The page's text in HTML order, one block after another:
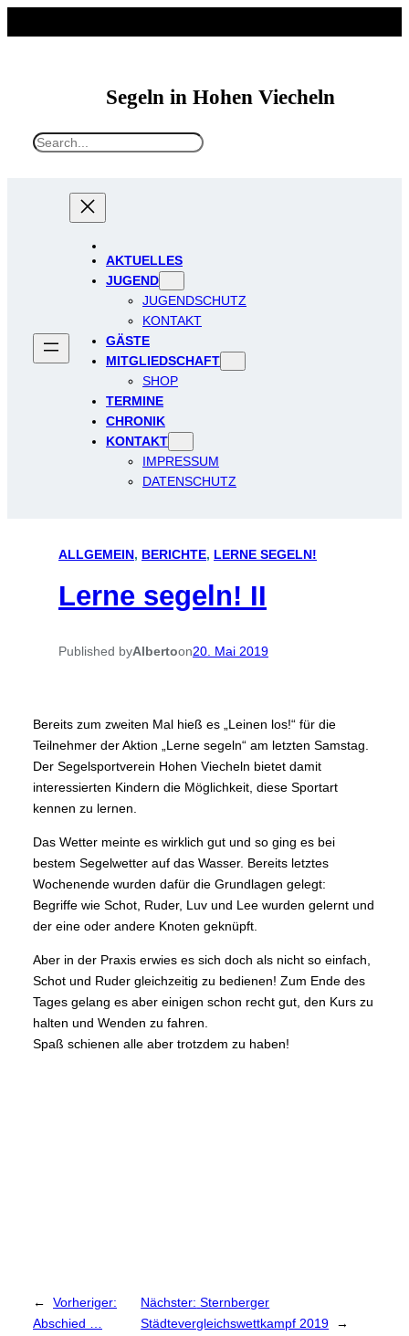
Segeln in Hohen Viecheln
S
AKTUELLES
JUGEND
JUGENDSCHUTZ
KONTAKT
GÄSTE
MITGLIEDSCHAFT
SHOP
TERMINE
CHRONIK
KONTAKT
IMPRESSUM
DATENSCHUTZ
ALLGEMEIN, BERICHTE, LERNE SEGELN!
Lerne segeln! II
Published byAlbertoon20. Mai 2019
Bereits zum zweiten Mal hieß es „Leinen los!“ für die
Teilnehmer der Aktion „Lerne segeln“ am letzten Samstag.
Der Segelsportverein Hohen Viecheln bietet damit
interessierten Kindern die Möglichkeit, diese Sportart
kennen zu lernen.
Das Wetter meinte es wirklich gut und so ging es bei
bestem Segelwetter auf das Wasser. Bereits letztes
Wochenende wurden dafür die Grundlagen gelegt:
Begriffe wie Schot, Ruder, Luv und Lee wurden gelernt und
der eine oder andere Knoten geknüpft.
Aber in der Praxis erwies es sich doch als nicht so einfach,
Schot und Ruder gleichzeitig zu bedienen! Zum Ende des
Tages gelang es aber einigen schon recht gut, den Kurs zu
halten und Wenden zu fahren.
Spaß schienen alle aber trotzdem zu haben!
←
Vorheriger:
Abschied …
Nächster: Sternberger
Städtevergleichswettkampf 2019
→